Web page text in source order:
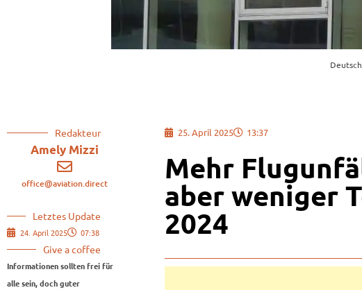
Redakteur
Amely Mizzi
office@aviation.direct
Letztes Update
24. April 2025 07:38
Give a coffee
Informationen sollten frei für
alle sein, doch guter
25. April 2025 13:37
Mehr
aber weniger
2024